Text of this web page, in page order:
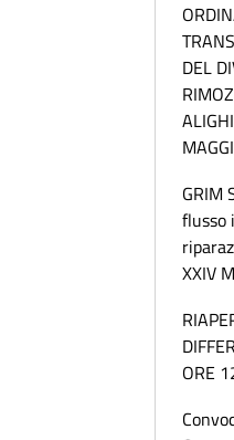
DEL
GRIM
flusso
XXIV
ORE